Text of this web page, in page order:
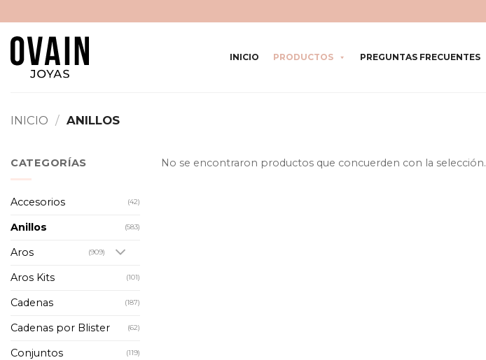
al
contenido
INICIO PRODUCTOS PREGUNTAS FRECUENTES
INICIO / ANILLOS
CATEGORÍAS
Accesorios (42)
Anillos (583)
Aros (909)
Aros Kits (101)
Cadenas (187)
Cadenas por Blister (62)
Conjuntos (119)
No se encontraron productos que concuerden con la selección.